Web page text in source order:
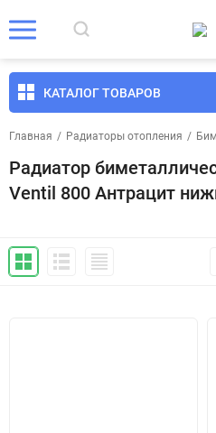
КАТАЛОГ ТОВАРОВ
Главная / Радиаторы отопления /
Радиатор
Ventil 800 Антрацит